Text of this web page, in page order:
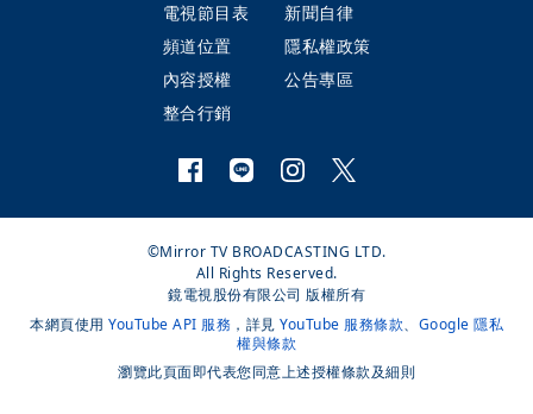
電視節目表
新聞自律
頻道位置
隱私權政策
內容授權
公告專區
整合行銷
©Mirror TV BROADCASTING LTD.
All Rights Reserved.
鏡電視股份有限公司 版權所有
本網頁使用 YouTube API 服務 ，詳見 YouTube 服務條款、 Google 隱私
權與條款
瀏覽此頁面即代表您同意上述授權條款及細則